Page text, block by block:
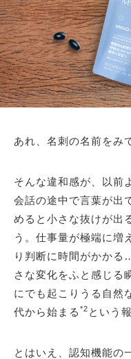
あれ、名刺の名前を
そんな違和感が、以前
会話の途中で言葉が出
めると小さな抜けが出
う。仕事量が極端に増
り判断に時間がかか
さな変化をふと感じる
にでも起こりうる自然
代から始まる *2 という
とはいえ、認知機能の